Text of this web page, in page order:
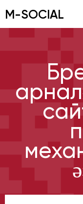
M-SOCIAL